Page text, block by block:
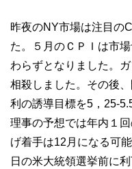
昨夜のNY市場は注目の
た。５月のＣＰＩは市
わらずとなりました。
相殺しました。 その後
利の誘導目標を5，
理事の予想では年内１
げ着手は12月になる可
日の米大統領選挙前に